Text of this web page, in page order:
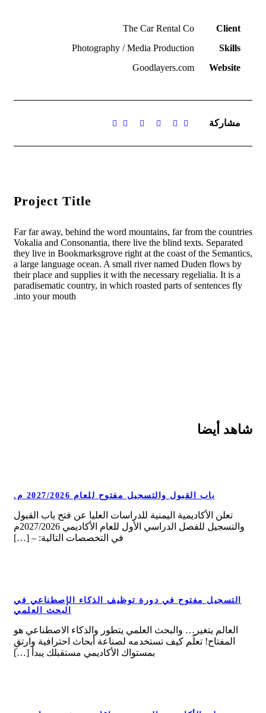
Client
The Car Rental Co
Skills
Photography / Media Production
Website
Goodlayers.com
مشاركة
Project Title
Far far away, behind the word mountains, far from the countries
Vokalia and Consonantia, there live the blind texts. Separated
they live in Bookmarksgrove right at the coast of the Semantics,
a large language ocean. A small river named Duden flows by
their place and supplies it with the necessary regelialia. It is a
paradisematic country, in which roasted parts of sentences fly
into your mouth.
شاهد أيضا
باب القبول والتسجيل مفتوح للعام
2027/2026 م.
باب القبول والتسجيل مفتوح للعام 2027/2026 م.
تعلن الأكاديمية اليمنية للدراسات العليا عن فتح باب القبول
والتسجيل للفصل الدراسي الأول للعام الأكاديمي 2027/2026م
في التخصصات التالية: – […]
التسجيل مفتوح في دورة توظيف الذكاء
التسجيل مفتوح في دورة توظيف الذكاء الإصطناعي في
البحث العلمي
العالم يتغير… والبحث العلمي يتطور والذكاء الاصطناعي هو
المفتاح! تعلّم كيف تستخدمه لصناعة أبحاث احترافية وارتقِ
بمستواك الأكاديمي مستقبلك يبدأ […]